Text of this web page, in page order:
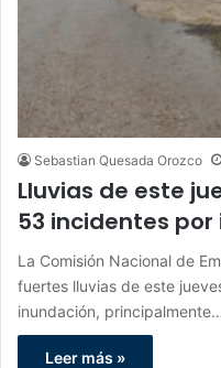
Sebastian Quesada Orozco
Lluvias de este
53 incidentes
La Comisión Nacional de
fuertes lluvias de este
inundación, principalmente…
Leer más »